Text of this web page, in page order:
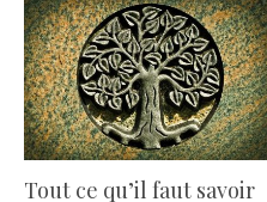
Tout ce qu’il faut savoir